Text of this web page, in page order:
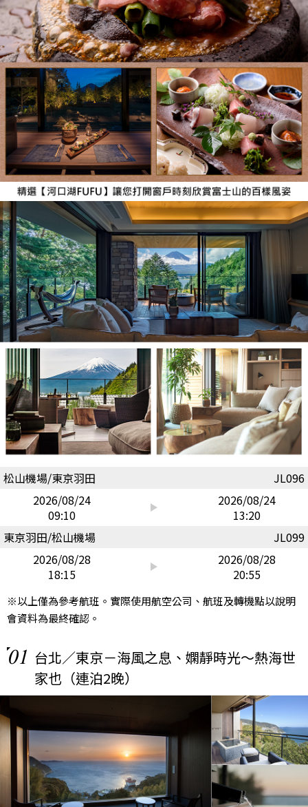
松山機場/東京羽田
JL096
2026/08/24
09:10
2026/08/24
13:20
東京羽田/松山機場
JL099
2026/08/28
18:15
2026/08/28
20:55
※以上僅為參考航班。實際使用航空公司、航班及轉機點以說明
會資料為最終確認。
01 台北／東京－海風之息、嫻靜時光～熱海世
家也（連泊2晚）